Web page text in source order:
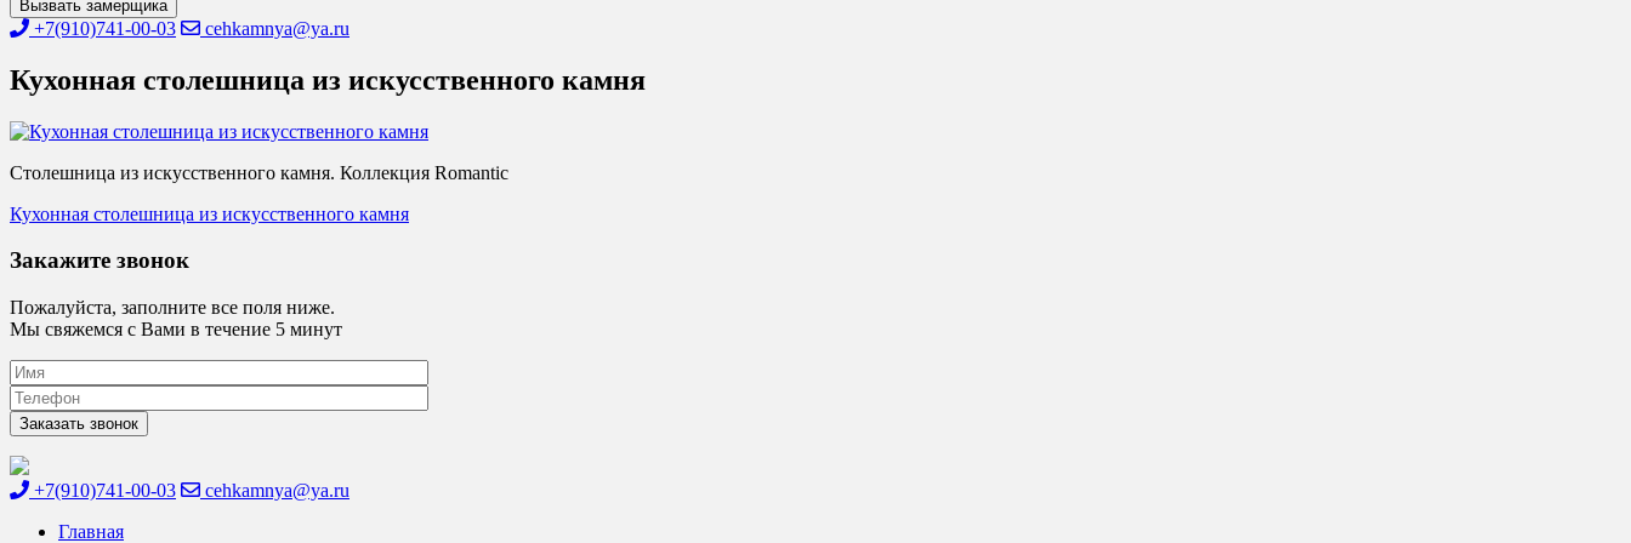
Вызвать замерщика
+7(910)741-00-03 cehkamnya@ya.ru
Кухонная столешница из искусственного камня
Столешница из искусственного камня. Коллекция Romantic
Навигация
по
Кухонная столешница из искусственного камня
Закажите звонок
Пожалуйста, заполните все поля ниже.
Мы свяжемся с Вами в течение 5 минут
+7(910)741-00-03
cehkamnya@ya.ru
Главная